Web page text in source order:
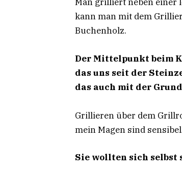
kann man mit dem
Buchenholz.
Der Mittelpunkt beim
das uns seit der
das auch mit der
Grillieren über dem
mein Magen sind
Sie wollten sich selbst